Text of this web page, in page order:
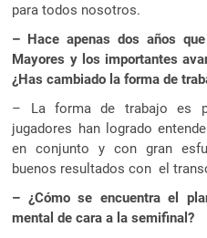
para todos nosotros.
– Hace apenas dos años
Mayores y los importantes
¿Has cambiado la forma de
– La forma de trabajo es
jugadores han logrado
en conjunto y con gran
buenos resultados con el
– ¿Cómo se encuentra el
mental de cara a la semifinal?